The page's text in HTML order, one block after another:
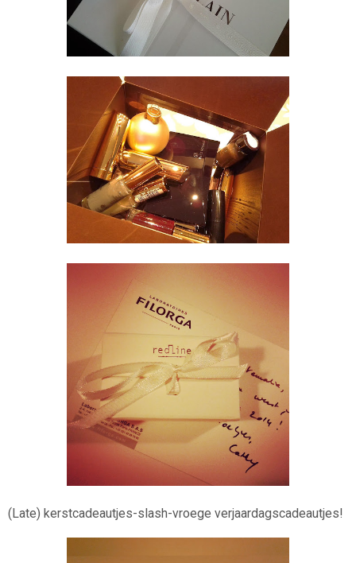
(Late) kerstcadeautjes-slash-vroege verjaardagscadeautjes!